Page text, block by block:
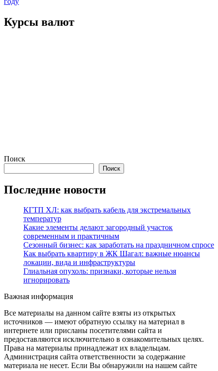
Курсы валют
Поиск
Поиск
Последние новости
КГТП ХЛ: как выбрать кабель для экстремальных
температур
Какие элементы делают загородный участок
современным и практичным
Сезонный бизнес: как заработать на праздничном спросе
Как выбрать квартиру в ЖК Шагал: важные нюансы
локации, вида и инфраструктуры
Глиальная опухоль: признаки, которые нельзя
игнорировать
Важная информация
Все материалы на данном сайте взяты из открытых
источников — имеют обратную ссылку на материал в
интернете или присланы посетителями сайта и
предоставляются исключительно в ознакомительных целях.
Права на материалы принадлежат их владельцам.
Администрация сайта ответственности за содержание
материала не несет. Если Вы обнаружили на нашем сайте